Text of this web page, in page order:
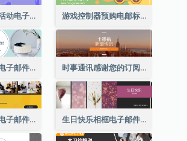
祖父母节庆祝活动电子邮件标题 游戏控制器预购电邮标题
生日送爱给你电子邮件标题 时事通讯感谢您的订阅电子邮件标题
在线编辑推广电子邮件标题 生日快乐相框电子邮件标题